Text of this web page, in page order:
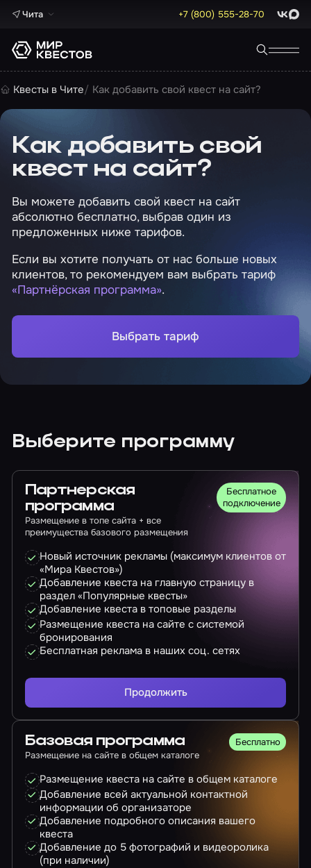
Чита +7 (800) 555-28-70 Max
Квесты в Чите Как добавить свой квест на сайт?
Как добавить свой
квест на сайт?
Вы можете добавить свой квест на сайт
абсолютно бесплатно, выбрав один из
предложенных ниже тарифов.
Если вы хотите получать от нас больше новых
клиентов, то рекомендуем вам выбрать тариф
«Партнёрская программа».
Выбрать тариф
Выберите программу
Партнерская
программа
Размещение в топе сайта + все
преимущества базового размещения
Бесплатное
подключение
Новый источник рекламы (максимум клиентов от
«Мира Квестов»)
Добавление квеста на главную страницу в
раздел «Популярные квесты»
Добавление квеста в топовые разделы
Размещение квеста на сайте с системой
бронирования
Бесплатная реклама в наших соц. сетях
Продолжить
Базовая программа
Размещение на сайте в общем каталоге
Бесплатно
Размещение квеста на сайте в общем каталоге
Добавление всей актуальной контактной
информации об организаторе
Добавление подробного описания вашего
квеста
Добавление до 5 фотографий и видеоролика
(при наличии)